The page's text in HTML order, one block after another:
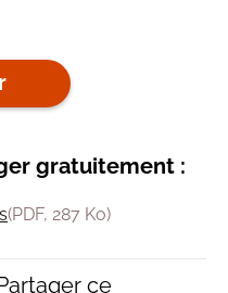
gratuitement :
(PDF, 287 Ko)
ce